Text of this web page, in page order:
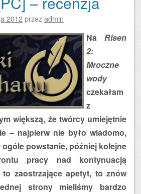
2012przezadmin
Na Risen
2:
Mroczne
wody
czekałam
z
większą, że twórcy umiejętnie
– najpierw nie było wiadomo,
powstanie, później kolejne
pracy nad kontynuacją
zaostrzające apetyt, to znów
strony mieliśmy bardzo